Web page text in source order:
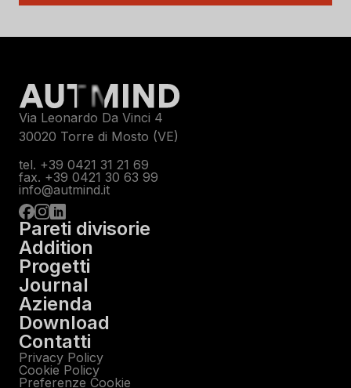
Via Leonardo Da Vinci 4
30020 Torre di Mosto (VE)
tel. +39 0421 31 21 69
fax. +39 0421 30 63 99
info@autmind.it
Pareti divisorie
Addition
Progetti
Journal
Azienda
Download
Contatti
Privacy Policy
Cookie Policy
Preferenze Cookie